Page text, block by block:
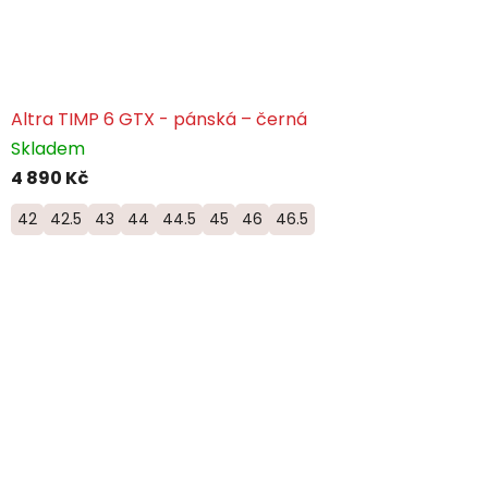
Altra TIMP 6 GTX - pánská – černá
Skladem
4 890 Kč
42 42.5 43 44 44.5 45 46 46.5